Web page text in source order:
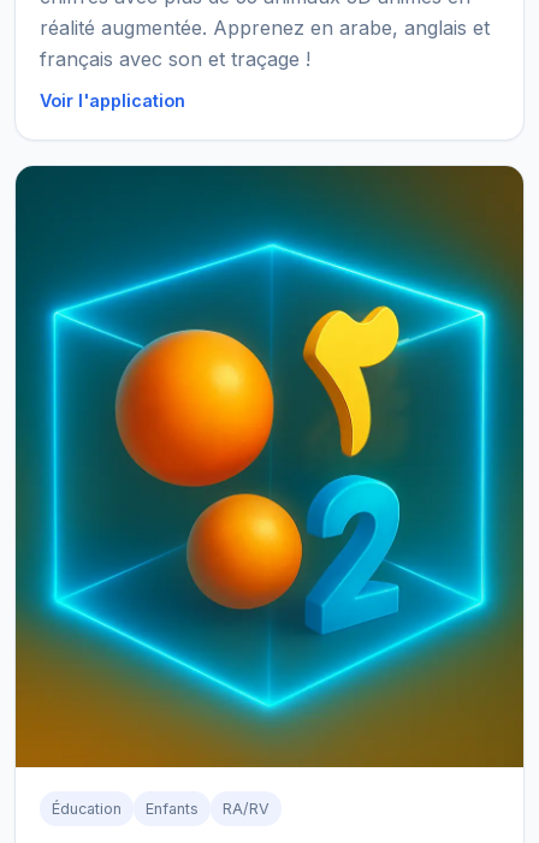
réalité augmentée. Apprenez en arabe, anglais et
français avec son et traçage !
Voir l'application
Éducation Enfants RA/RV